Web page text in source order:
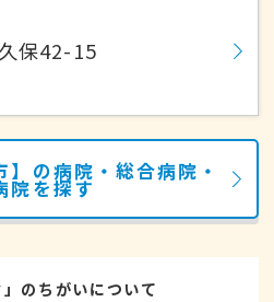
保42-15
】の病院・総合病院・
院を探す
のちがいについて